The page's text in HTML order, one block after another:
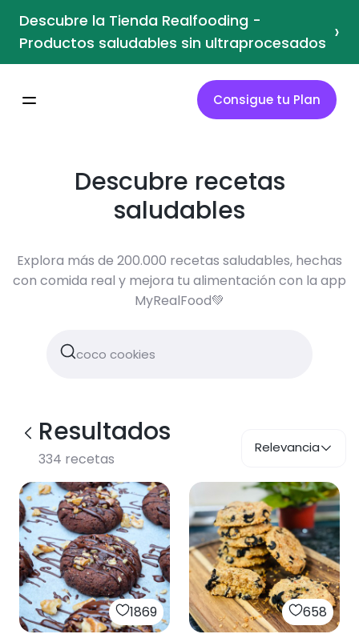
Descubre la Tienda Realfooding -
Productos saludables sin ultraprocesados ›
Consigue tu Plan
Descubre recetas
saludables
Explora más de 200.000 recetas saludables, hechas
con comida real y mejora tu alimentación con la app
MyRealFood💚
Resultados
334 recetas
Relevancia
1869 658